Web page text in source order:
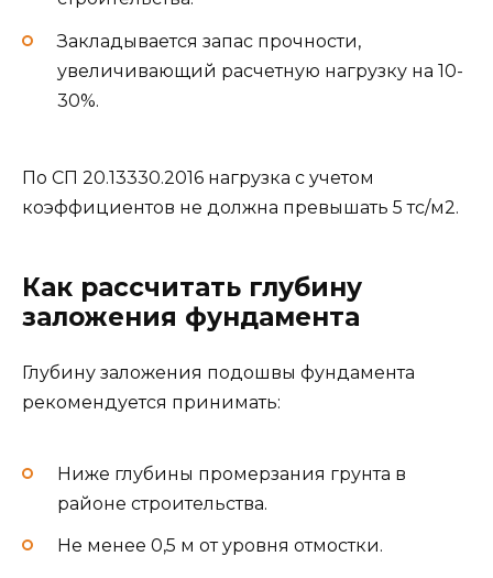
Закладывается запас прочности,
увеличивающий расчетную нагрузку на 10-
30%.
По СП 20.13330.2016 нагрузка с учетом
коэффициентов не должна превышать 5 тс/м2.
Как рассчитать глубину
заложения фундамента
Глубину заложения подошвы фундамента
рекомендуется принимать:
Ниже глубины промерзания грунта в
районе строительства.
Не менее 0,5 м от уровня отмостки.